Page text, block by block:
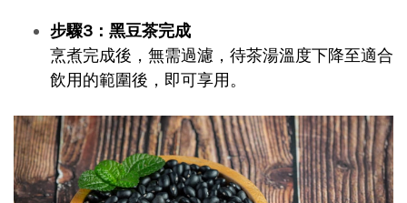
步驟3：黑豆茶完成
烹煮完成後，無需過濾，待茶湯溫度下降至適合
飲用的範圍後，即可享用。